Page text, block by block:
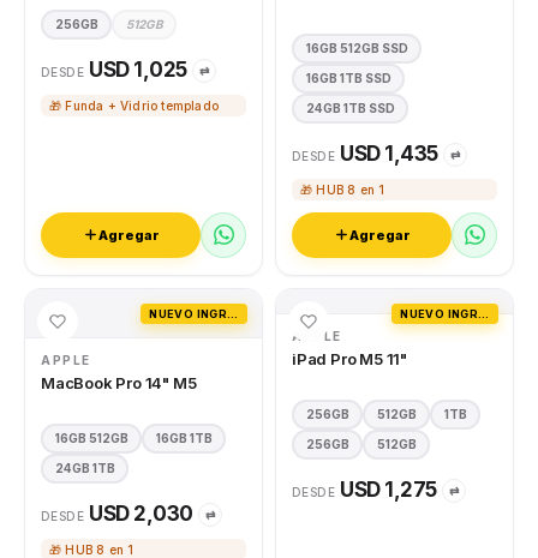
256GB 512GB
DESDE USD 1,025 ⇄
🎁 Funda + Vidrio templado
Agregar
16GB 512GB SSD
16GB 1TB SSD
24GB 1TB SSD
DESDE USD 1,435 ⇄
🎁 HUB 8 en 1
Agregar
APPLE
MacBook Pro 14" M5
16GB 512GB 16GB 1TB
24GB 1TB
DESDE USD 2,030 ⇄
🎁 HUB 8 en 1
APPLE
iPad Pro M5 11"
256GB 512GB 1TB
256GB 512GB
DESDE USD 1,275 ⇄